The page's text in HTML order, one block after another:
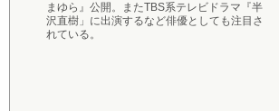
まゆら』公開。またTBS系テレビドラマ『半
沢直樹」に出演するなど俳優としても注目さ
れている。